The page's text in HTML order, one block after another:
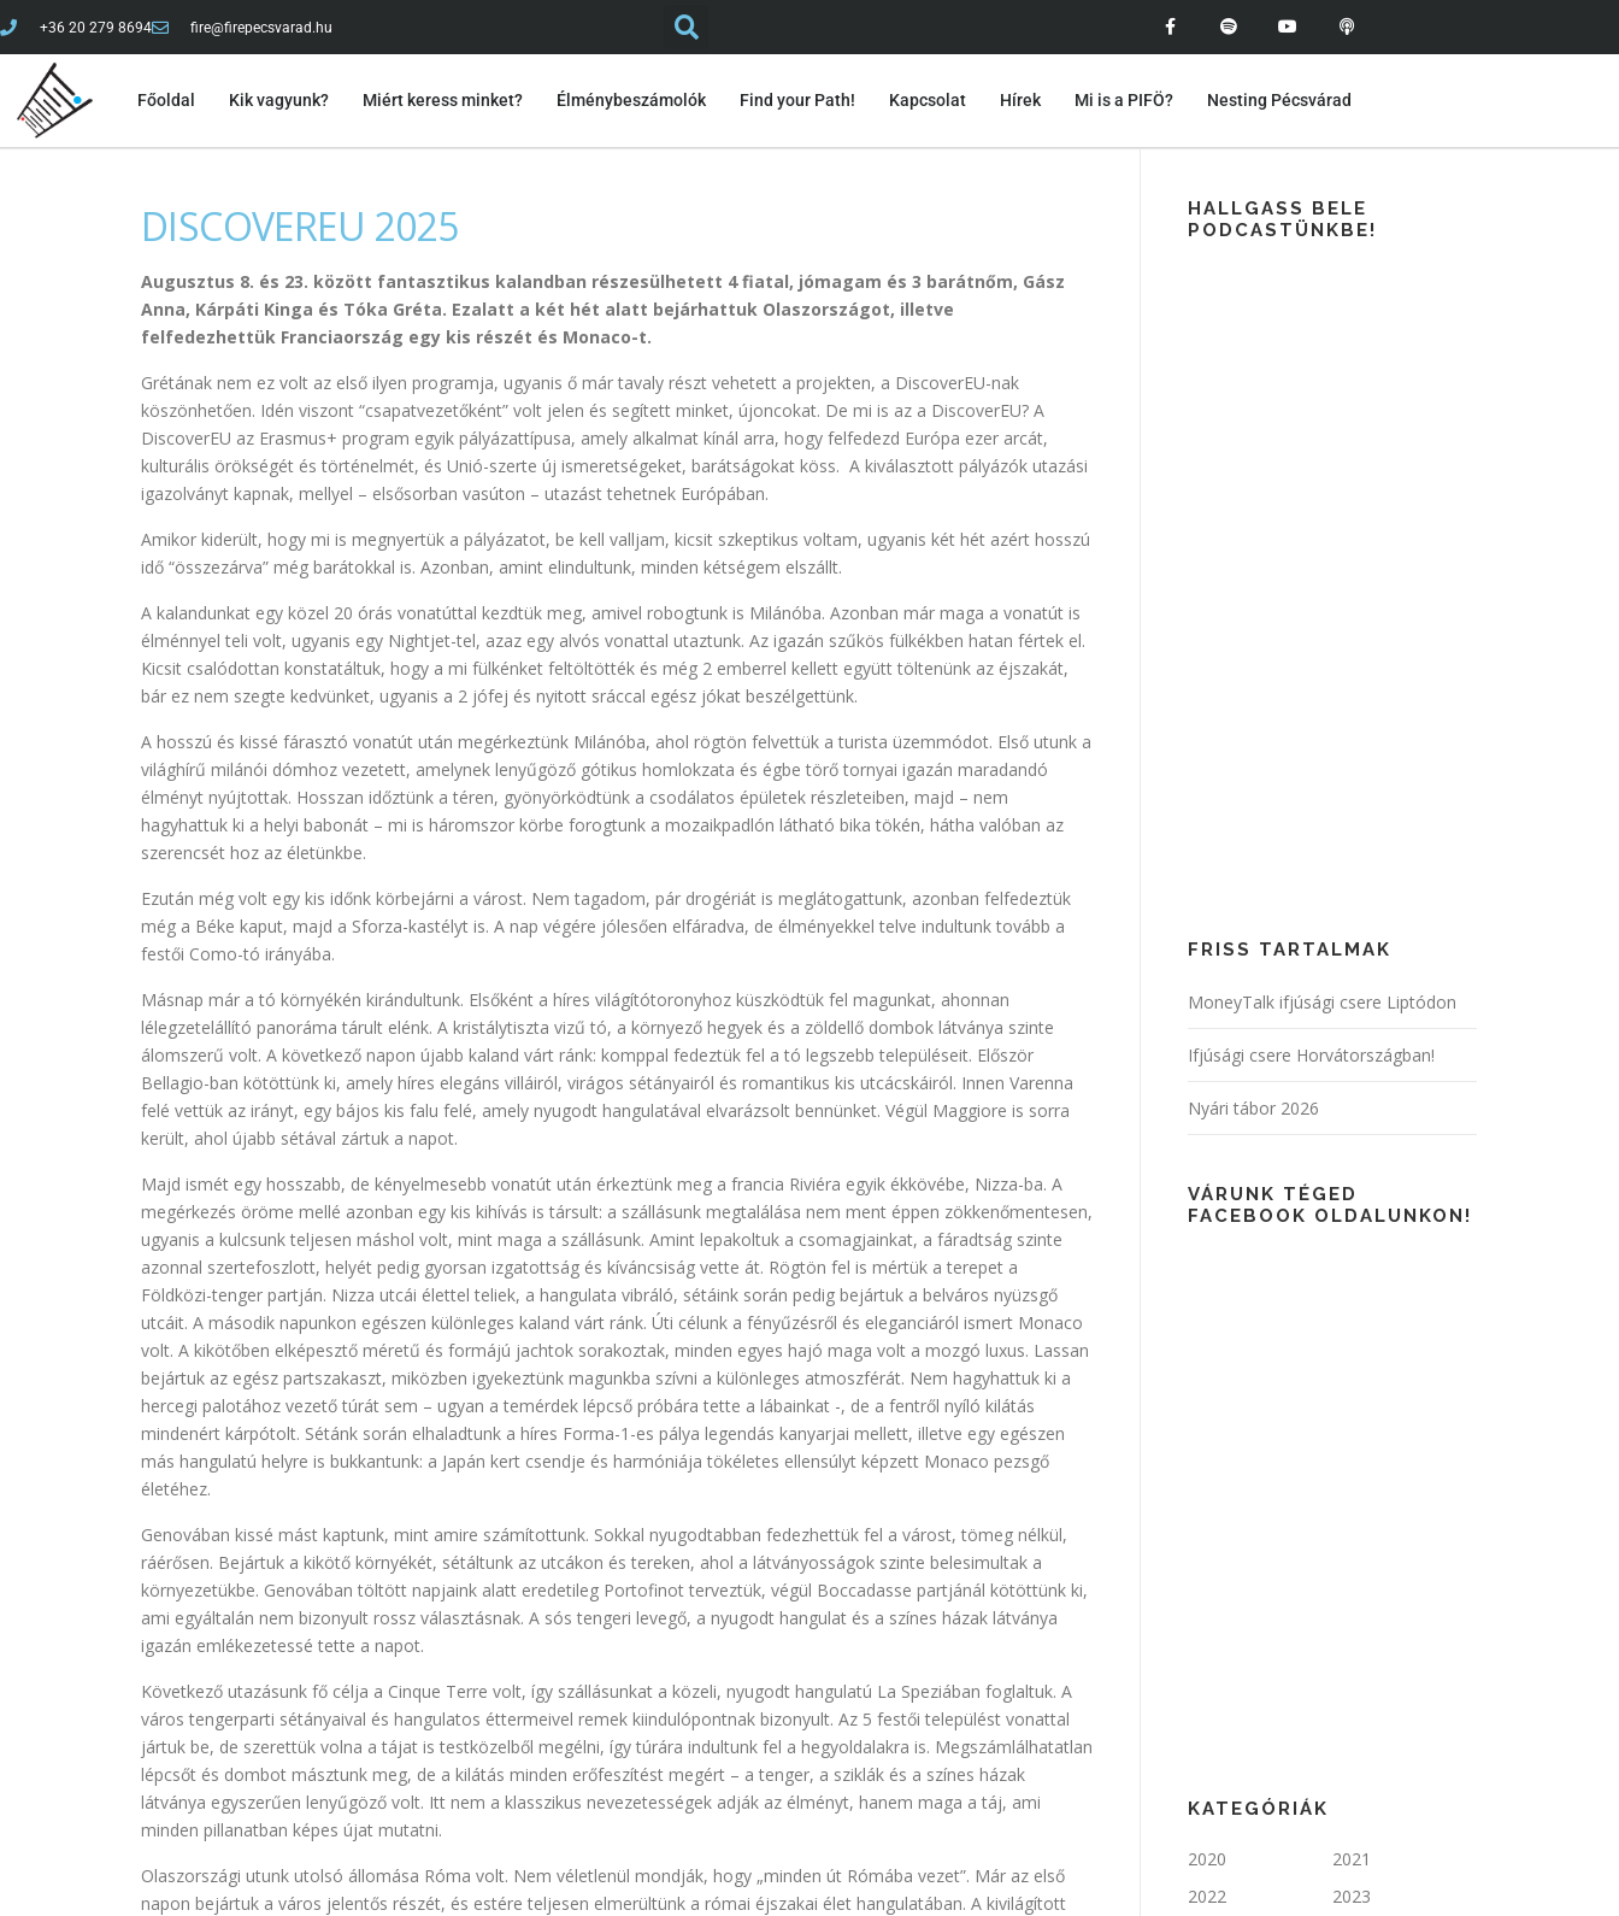
+36 20 279 8694 fire@firepecsvarad.hu
Főoldal Kik vagyunk? Miért keress minket? Élménybeszámolók Find your Path! Kapcsolat Hírek Mi is a PIFÖ? Nesting Pécsvárad
DISCOVEREU 2025
Augusztus 8. és 23. között fantasztikus kalandban részesülhetett 4 fiatal, jómagam és 3 barátnőm, Gász
Anna, Kárpáti Kinga és Tóka Gréta. Ezalatt a két hét alatt bejárhattuk Olaszországot, illetve
felfedezhettük Franciaország egy kis részét és Monaco-t.
Grétának nem ez volt az első ilyen programja, ugyanis ő már tavaly részt vehetett a projekten, a DiscoverEU-nak
köszönhetően. Idén viszont “csapatvezetőként” volt jelen és segített minket, újoncokat. De mi is az a DiscoverEU? A
DiscoverEU az Erasmus+ program egyik pályázattípusa, amely alkalmat kínál arra, hogy felfedezd Európa ezer arcát,
kulturális örökségét és történelmét, és Unió-szerte új ismeretségeket, barátságokat köss. A kiválasztott pályázók utazási
igazolványt kapnak, mellyel – elsősorban vasúton – utazást tehetnek Európában.
Amikor kiderült, hogy mi is megnyertük a pályázatot, be kell valljam, kicsit szkeptikus voltam, ugyanis két hét azért hosszú
idő “összezárva” még barátokkal is. Azonban, amint elindultunk, minden kétségem elszállt.
A kalandunkat egy közel 20 órás vonatúttal kezdtük meg, amivel robogtunk is Milánóba. Azonban már maga a vonatút is
élménnyel teli volt, ugyanis egy Nightjet-tel, azaz egy alvós vonattal utaztunk. Az igazán szűkös fülkékben hatan fértek el.
Kicsit csalódottan konstatáltuk, hogy a mi fülkénket feltöltötték és még 2 emberrel kellett együtt töltenünk az éjszakát,
bár ez nem szegte kedvünket, ugyanis a 2 jófej és nyitott sráccal egész jókat beszélgettünk.
A hosszú és kissé fárasztó vonatút után megérkeztünk Milánóba, ahol rögtön felvettük a turista üzemmódot. Első utunk a
világhírű milánói dómhoz vezetett, amelynek lenyűgöző gótikus homlokzata és égbe törő tornyai igazán maradandó
élményt nyújtottak. Hosszan időztünk a téren, gyönyörködtünk a csodálatos épületek részleteiben, majd – nem
hagyhattuk ki a helyi babonát – mi is háromszor körbe forogtunk a mozaikpadlón látható bika tökén, hátha valóban az
szerencsét hoz az életünkbe.
Ezután még volt egy kis időnk körbejárni a várost. Nem tagadom, pár drogériát is meglátogattunk, azonban felfedeztük
még a Béke kaput, majd a Sforza-kastélyt is. A nap végére jólesően elfáradva, de élményekkel telve indultunk tovább a
festői Como-tó irányába.
Másnap már a tó környékén kirándultunk. Elsőként a híres világítótoronyhoz küszködtük fel magunkat, ahonnan
lélegzetelállító panoráma tárult elénk. A kristálytiszta vizű tó, a környező hegyek és a zöldellő dombok látványa szinte
álomszerű volt. A következő napon újabb kaland várt ránk: komppal fedeztük fel a tó legszebb településeit. Először
Bellagio-ban kötöttünk ki, amely híres elegáns villáiról, virágos sétányairól és romantikus kis utcácskáiról. Innen Varenna
felé vettük az irányt, egy bájos kis falu felé, amely nyugodt hangulatával elvarázsolt bennünket. Végül Maggiore is sorra
került, ahol újabb sétával zártuk a napot.
Majd ismét egy hosszabb, de kényelmesebb vonatút után érkeztünk meg a francia Riviéra egyik ékkövébe, Nizza-ba. A
megérkezés öröme mellé azonban egy kis kihívás is társult: a szállásunk megtalálása nem ment éppen zökkenőmentesen,
ugyanis a kulcsunk teljesen máshol volt, mint maga a szállásunk. Amint lepakoltuk a csomagjainkat, a fáradtság szinte
azonnal szertefoszlott, helyét pedig gyorsan izgatottság és kíváncsiság vette át. Rögtön fel is mértük a terepet a
Földközi-tenger partján. Nizza utcái élettel teliek, a hangulata vibráló, sétáink során pedig bejártuk a belváros nyüzsgő
utcáit. A második napunkon egészen különleges kaland várt ránk. Úti célunk a fényűzésről és eleganciáról ismert Monaco
volt. A kikötőben elképesztő méretű és formájú jachtok sorakoztak, minden egyes hajó maga volt a mozgó luxus. Lassan
bejártuk az egész partszakaszt, miközben igyekeztünk magunkba szívni a különleges atmoszférát. Nem hagyhattuk ki a
hercegi palotához vezető túrát sem – ugyan a temérdek lépcső próbára tette a lábainkat -, de a fentről nyíló kilátás
mindenért kárpótolt. Sétánk során elhaladtunk a híres Forma-1-es pálya legendás kanyarjai mellett, illetve egy egészen
más hangulatú helyre is bukkantunk: a Japán kert csendje és harmóniája tökéletes ellensúlyt képzett Monaco pezsgő
életéhez.
Genovában kissé mást kaptunk, mint amire számítottunk. Sokkal nyugodtabban fedezhettük fel a várost, tömeg nélkül,
ráérősen. Bejártuk a kikötő környékét, sétáltunk az utcákon és tereken, ahol a látványosságok szinte belesimultak a
környezetükbe. Genovában töltött napjaink alatt eredetileg Portofinot terveztük, végül Boccadasse partjánál kötöttünk ki,
ami egyáltalán nem bizonyult rossz választásnak. A sós tengeri levegő, a nyugodt hangulat és a színes házak látványa
igazán emlékezetessé tette a napot.
Következő utazásunk fő célja a Cinque Terre volt, így szállásunkat a közeli, nyugodt hangulatú La Speziában foglaltuk. A
város tengerparti sétányaival és hangulatos éttermeivel remek kiindulópontnak bizonyult. Az 5 festői települést vonattal
jártuk be, de szerettük volna a tájat is testközelből megélni, így túrára indultunk fel a hegyoldalakra is. Megszámlálhatatlan
lépcsőt és dombot másztunk meg, de a kilátás minden erőfeszítést megért – a tenger, a sziklák és a színes házak
látványa egyszerűen lenyűgöző volt. Itt nem a klasszikus nevezetességek adják az élményt, hanem maga a táj, ami
minden pillanatban képes újat mutatni.
Olaszországi utunk utolsó állomása Róma volt. Nem véletlenül mondják, hogy „minden út Rómába vezet”. Már az első
napon bejártuk a város jelentős részét, és estére teljesen elmerültünk a római éjszakai élet hangulatában. A kivilágított
HALLGASS BELE
PODCASTÜNKBE!
FRISS TARTALMAK
MoneyTalk ifjúsági csere Liptódon
Ifjúsági csere Horvátországban!
Nyári tábor 2026
VÁRUNK TÉGED
FACEBOOK OLDALUNKON!
KATEGÓRIÁK
2020
2021
2022
2023